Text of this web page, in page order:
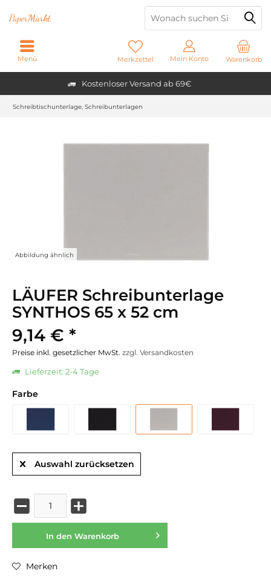
Kostenloser Versand ab 69€
PaperMarkt
Warenkorb
Merkzettel Mein Konto
Menü
Schreibtischunterlage, Schreibunterlagen
Abbildung ähnlich
LÄUFER Schreibunterlage
SYNTHOS 65 x 52 cm
9,14 € *
Preise inkl. gesetzlicher MwSt. zzgl. Versandkosten
Lieferzeit: 2-4 Tage
Farbe
Auswahl zurücksetzen
In den Warenkorb
Merken